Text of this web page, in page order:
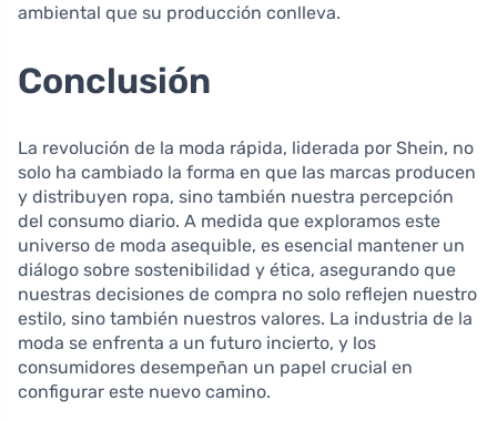
ambiental que su producción conlleva.
Conclusión
La revolución de la moda rápida, liderada por Shein, no
solo ha cambiado la forma en que las marcas producen
y distribuyen ropa, sino también nuestra percepción
del consumo diario. A medida que exploramos este
universo de moda asequible, es esencial mantener un
diálogo sobre sostenibilidad y ética, asegurando que
nuestras decisiones de compra no solo reflejen nuestro
estilo, sino también nuestros valores. La industria de la
moda se enfrenta a un futuro incierto, y los
consumidores desempeñan un papel crucial en
configurar este nuevo camino.